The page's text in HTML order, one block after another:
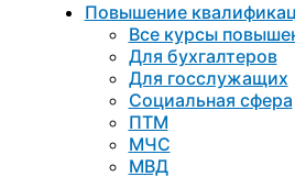
Повышение
Все курсы
Для бухгалтеров
Для госслужащих
Социальная сфера
ПТМ
МЧС
МВД